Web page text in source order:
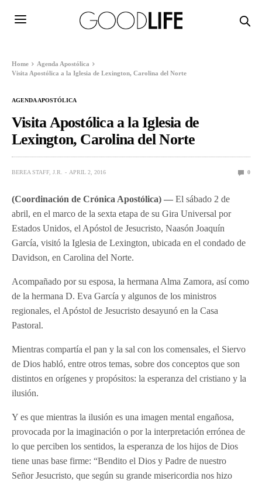
Home
Agenda Apostólica
Visita Apostólica a la Iglesia de Lexington, Carolina del Norte
AGENDA APOSTÓLICA
Visita Apostólica a la Iglesia de
Lexington, Carolina del Norte
BEREA STAFF, J.R. APRIL 2, 2016 0
(Coordinación de Crónica Apostólica) —El sábado 2 de
abril, en el marco de la sexta etapa de su Gira Universal por
Estados Unidos, el Apóstol de Jesucristo, Naasón Joaquín
García, visitó la Iglesia de Lexington, ubicada en el condado de
Davidson, en Carolina del Norte.
Acompañado por su esposa, la hermana Alma Zamora, así como
de la hermana D. Eva García y algunos de los ministros
regionales, el Apóstol de Jesucristo desayunó en la Casa
Pastoral.
Mientras compartía el pan y la sal con los comensales, el Siervo
de Dios habló, entre otros temas, sobre dos conceptos que son
distintos en orígenes y propósitos: la esperanza del cristiano y la
ilusión.
Y es que mientras la ilusión es una imagen mental engañosa,
provocada por la imaginación o por la interpretación errónea de
lo que perciben los sentidos, la esperanza de los hijos de Dios
tiene unas base firme: “Bendito el Dios y Padre de nuestro
Señor Jesucristo, que según su grande misericordia nos hizo